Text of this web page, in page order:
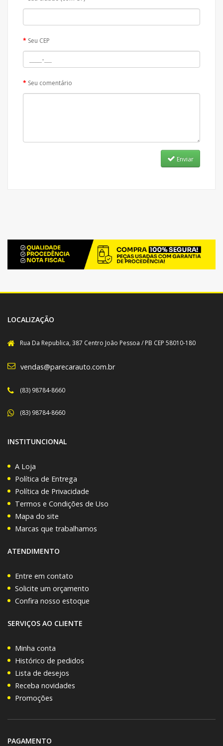
Seu CEP
Seu comentário
Enviar
LOCALIZAÇÃO
Rua Da Republica, 387 Centro João Pessoa / PB CEP 58010-180
vendas@parecarauto.com.br
(83) 98784-8660
(83) 98784-8660
INSTITUNCIONAL
A Loja
Política de Entrega
Política de Privacidade
Termos e Condições de Uso
Mapa do site
Marcas que trabalhamos
ATENDIMENTO
Entre em contato
Solicite um orçamento
Confira nosso estoque
SERVIÇOS AO CLIENTE
Minha conta
Histórico de pedidos
Lista de desejos
Receba novidades
Promoções
PAGAMENTO